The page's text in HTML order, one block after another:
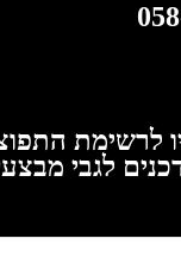
לרשימת
לגבי